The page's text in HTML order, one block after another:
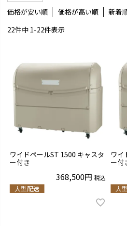
価格が安い順
価格が高い順
新着
22件中 1-22件表示
ワイドペールST 1500 キャスタ
ー付き
368,500 税込
大型配送
ワイ
ー付
大